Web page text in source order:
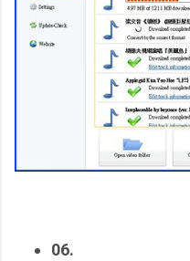
06.